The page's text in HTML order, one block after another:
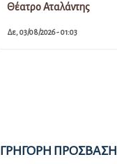
Θέατρο Αταλάντης
Δε, 03/08/2026 - 01:03
ΓΡΉΓΟΡΗ ΠΡΌΣΒΑΣΗ